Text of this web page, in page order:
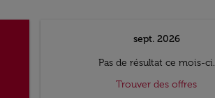
sept. 2026
Pas de résultat ce mois-ci.
Trouver des offres